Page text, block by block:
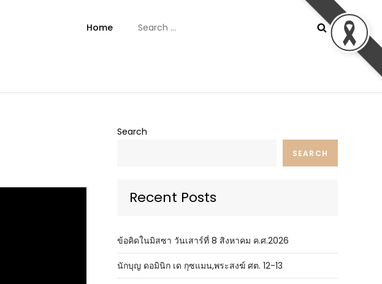
Home
for:
Search
SEARCH
Recent Posts
ข้อคิดในมิสซา วันเสาร์ที่ 8 สิงหาคม ค.ศ.2026
นักบุญ ดอมินิก เด กุซแมน,พระสงฆ์ ศต. 12-13